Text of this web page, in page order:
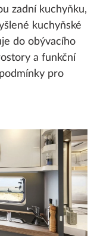
zadní kuchyňku,
kuchyňské
do obývacího
a funkční
pro